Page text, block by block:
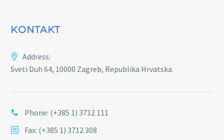
KONTAKT
Address:
Sveti Duh 64, 10000 Zagreb, Republika Hrvatska
Phone: (+385 1) 3712 111
Fax: (+385 1) 3712 308